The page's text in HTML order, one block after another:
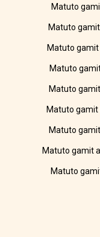
Matuto
Matuto
Matuto gamit
Matuto
Matuto
Matuto gamit
Matuto
Matuto gamit
Matuto